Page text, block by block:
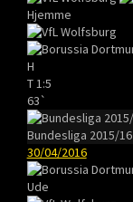
Hjemme
H
T 1:5
63`
Bundesliga 2015/16
30/04/2016
Ude